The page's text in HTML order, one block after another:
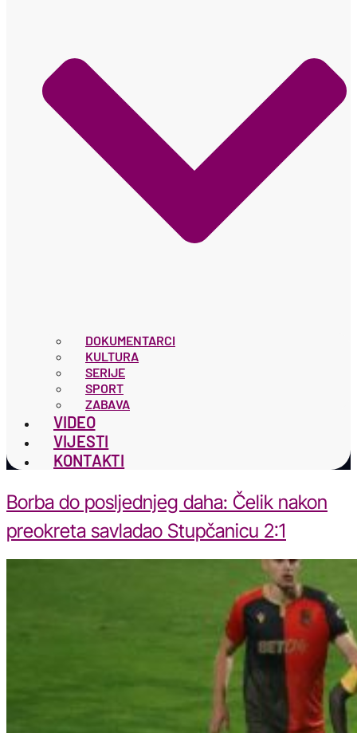
DOKUMENTARCI
KULTURA
SERIJE
SPORT
ZABAVA
VIDEO
VIJESTI
KONTAKTI
Borba do posljednjeg daha: Čelik nakon
preokreta savladao Stupčanicu 2:1